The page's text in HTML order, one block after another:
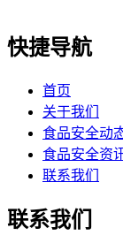
快捷导航
首页
关于我们
食品安全动
食品安全资
联系我们
联系我们